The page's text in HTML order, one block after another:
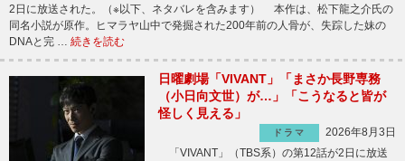
2日に放送された。（※以下、ネタバレを含みます） 本作は、松下龍之介氏の
同名小説が原作。ヒマラヤ山中で発掘された200年前の人骨が、失踪した妹の
DNAと完 … 続きを読む
日曜劇場「VIVANT」「まさか長野専務
（小日向文世）が…」「こうなると皆が
怪しく見える」
ドラマ
2026年8月3日
「VIVANT」（TBS系）の第12話が2日に放送